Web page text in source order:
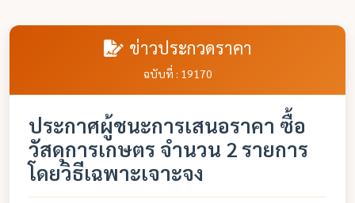
ข่าวประกวดราคา
ฉบับที่ : 19170
ประกาศผู้ชนะการเสนอราคา ซื้อ
วัสดุการเกษตร จำนวน 2 รายการ
โดยวิธีเฉพาะเจาะจง